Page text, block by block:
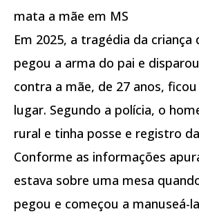
mata a mãe em MS
Em 2025, a tragédia da criança
pegou a arma do pai e
contra a mãe, de 27 anos,
lugar. Segundo a polícia, o
rural e tinha posse e registro
Conforme as informações
estava sobre uma mesa
pegou e começou a manuseá-